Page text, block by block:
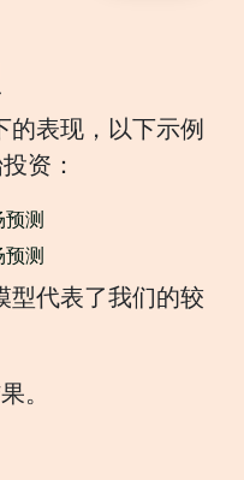
的表现，以下示例
资：
预测
预测
型代表了我们的较
。